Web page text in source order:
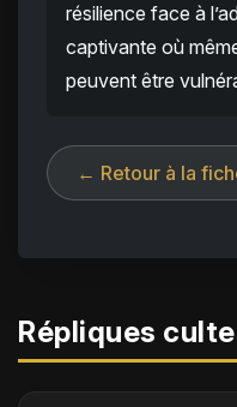
résilience face à
captivante où
peuvent être
← Retour à la
Répliques